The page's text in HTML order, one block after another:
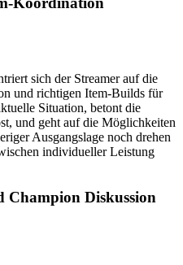
sich der Streamer auf die
und richtigen Item-Builds für
Situation, betont die
und geht auf die Möglichkeiten
Ausgangslage noch drehen
individueller Leistung
Champion Diskussion